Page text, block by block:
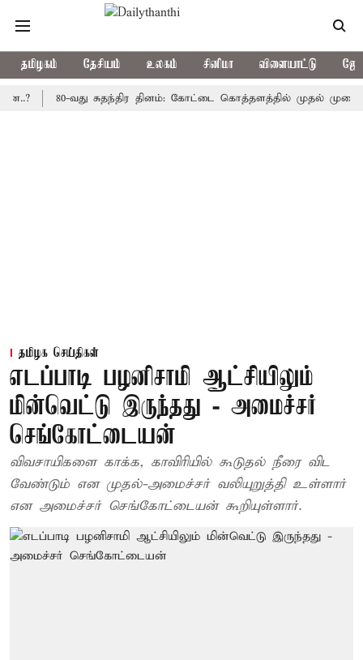
தமிழகம் தேசியம் உலகம் சினிமா விளையாட்டு
80-வது சுதந்திர தினம்: கோட்டை கொத்தளத்தில் முதல் முறையாக
தமிழக செய்திகள்
எடப்பாடி பழனிசாமி ஆட்சியிலும்
மின்வெட்டு இருந்தது - அமைச்சர்
செங்கோட்டையன்
விவசாயிகளை காக்க, காவிரியில் கூடுதல் நீரை விட
வேண்டும் என முதல்-அமைச்சர் வலியுறுத்தி உள்ளார்
என அமைச்சர் செங்கோட்டையன் கூறியுள்ளார்.